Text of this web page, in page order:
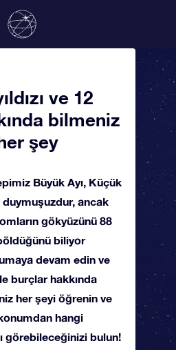
ve 12
bilmeniz
şey
Büyük Ayı, Küçük
duymuşuzdur, ancak
gökyüzünü 88
biliyor
devam edin ve
burçlar hakkında
her şeyi öğrenin ve
hangi
görebileceğinizi bulun!